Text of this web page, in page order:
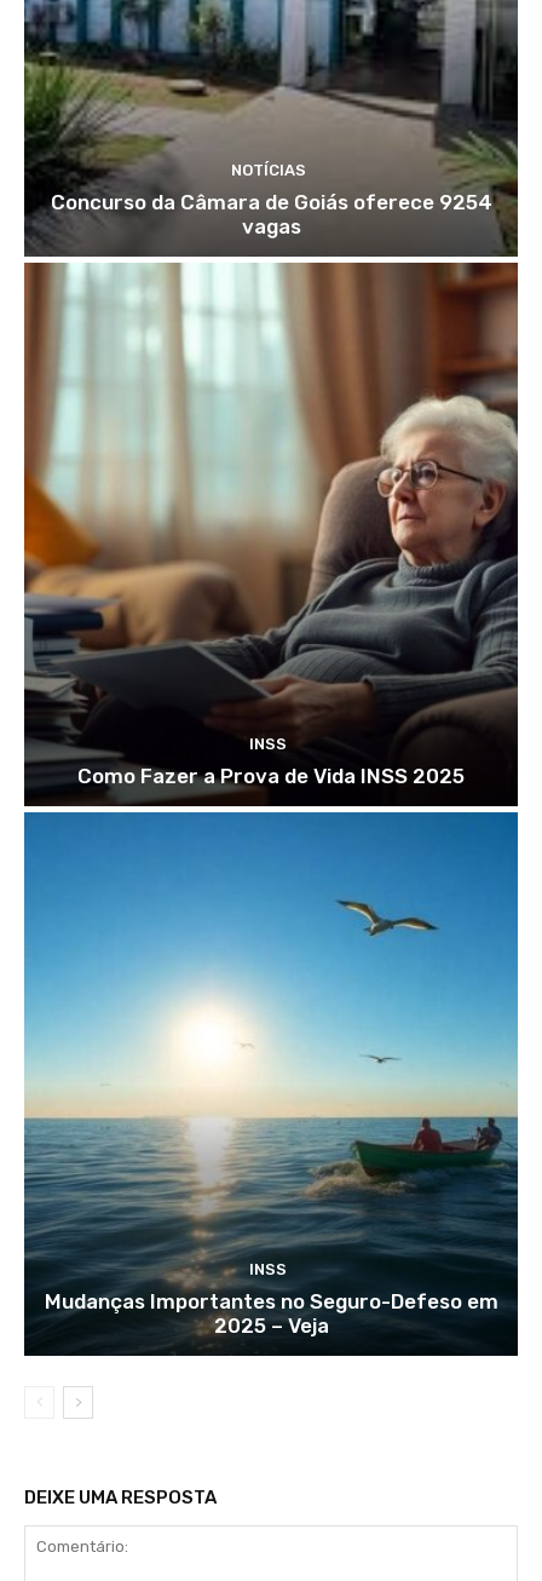
NOTÍCIAS
Concurso da Câmara de Goiás oferece 9254
vagas
INSS
Como Fazer a Prova de Vida INSS 2025
INSS
Mudanças Importantes no Seguro-Defeso em
2025 – Veja
DEIXE UMA RESPOSTA